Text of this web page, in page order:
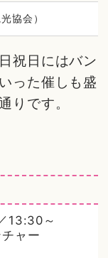
協会）
祝日にはバン
った催しも盛
りです。
13:30～
ャー